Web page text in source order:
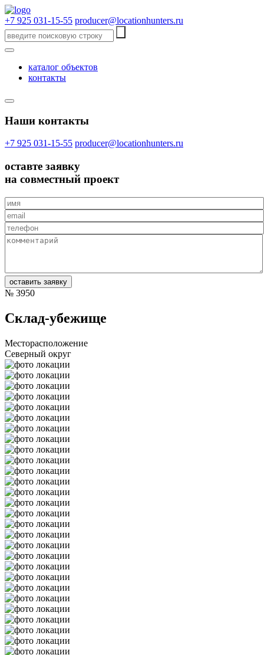
+7 925 031-15-55 producer@locationhunters.ru
каталог объектов
контакты
Наши контакты
+7 925 031-15-55 producer@locationhunters.ru
оставте заявку
на совместный проект
№ 3950
Склад-убежище
Месторасположение
Северный округ